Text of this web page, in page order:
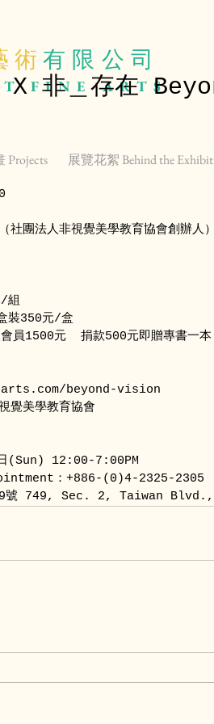
術有限公司
FINE ARTS
展覽花絮 Behind the
X 非＿存在
團法人非視覺美學教育協會創辦人）
/組
裝350元/盒
員1500元  捐款500元即贈專書一本
beyond-vision
覺美學教育協會
(Sun) 12:00-7:00PM
：+886-(0)4-2325-2305
749號 749, Sec. 2, Taiwan